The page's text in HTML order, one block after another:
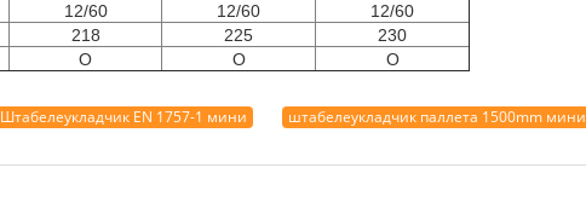
12/60 12/60
12/60
218 225
230
O O O
Штабелеукладчик EN 1757-1 мини штабелеукладчик паллета 1500mm мини